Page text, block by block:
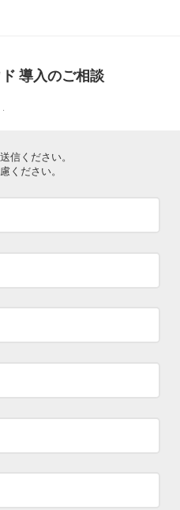
導入のご相談
信ください。
ください。